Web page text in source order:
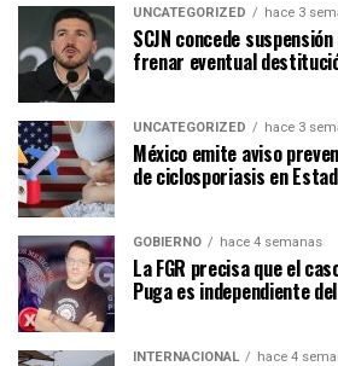
UNCATEGORIZED hace 3
SCJN concede
frenar eventual
UNCATEGORIZED hace 3
México emite aviso
de ciclosporiasis en
GOBIERNO hace 4 semanas
La FGR precisa que el
Puga es independiente
INTERNACIONAL hace 4